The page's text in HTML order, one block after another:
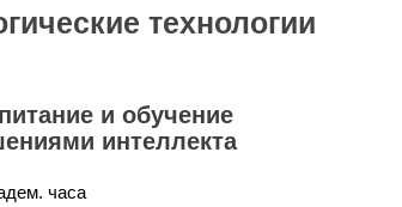
технологии
и обучение
интеллекта
часа